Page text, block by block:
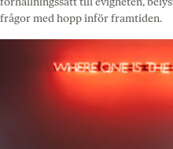
frågor med hopp inför framtiden.